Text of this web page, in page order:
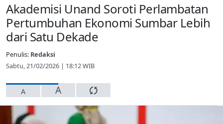
Akademisi Unand Soroti Perlambatan
Pertumbuhan Ekonomi Sumbar Lebih
dari Satu Dekade
Penulis: Redaksi
Sabtu, 21/02/2026 | 18:12 WIB
A A